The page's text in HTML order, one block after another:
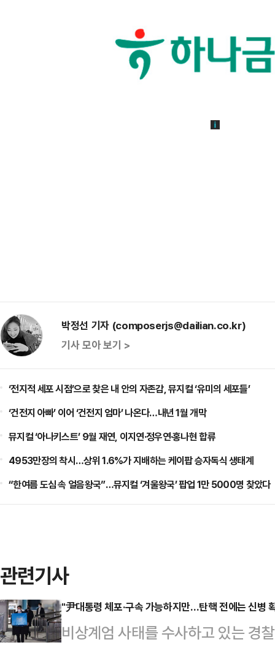
박정선 기자 (composerjs@dailian.co.kr)
기사 모아 보기 >
‘전지적 세포 시점’으로 찾은 내 안의 자존감, 뮤지컬 ‘유미의 세포들’
‘건전지 아빠’ 이어 ‘건전지 엄마’ 나온다…내년 1월 개막
뮤지컬 ‘아나키스트’ 9월 재연, 이지연·정우연·홍나현 합류
4953만장의 착시…상위 1.6%가 지배하는 케이팝 승자독식 생태계
“한여름 도심 속 얼음왕국”…뮤지컬 ‘겨울왕국’ 팝업 1만 5000명 찾았다
관련기사
"尹대통령 체포·구속 가능하지만…탄핵 전에는 신
비상계엄 사태를 수사하고 있는 경